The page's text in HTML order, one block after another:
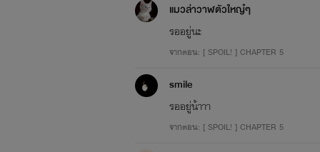
แมวล่าวาฬตัวใหญ๋ๆ
รออยู่นะ
จากตอน: [ SPOIL! ] CHAPTER 5
smile
รออยู่น้าาา
จากตอน: [ SPOIL! ] CHAPTER 5